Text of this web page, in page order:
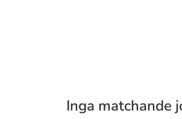
Inga matchande